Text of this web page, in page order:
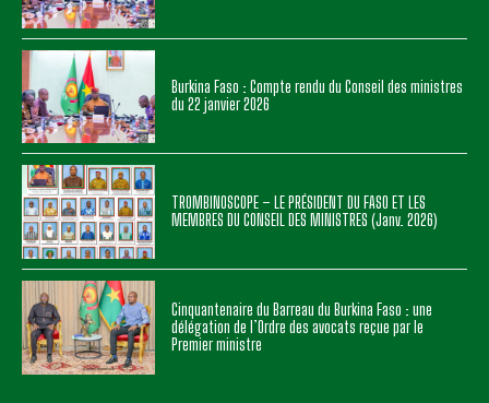
Burkina Faso : Compte rendu du Conseil des ministres
du 22 janvier 2026
TROMBINOSCOPE – LE PRÉSIDENT DU FASO ET LES
MEMBRES DU CONSEIL DES MINISTRES (Janv. 2026)
Cinquantenaire du Barreau du Burkina Faso : une
délégation de l’Ordre des avocats reçue par le
Premier ministre